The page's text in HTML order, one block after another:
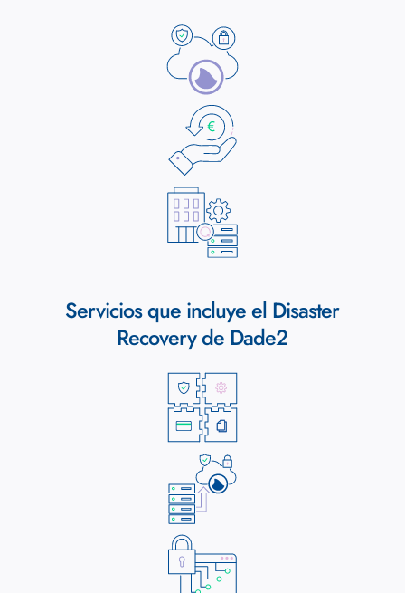
Servicios que incluye el Disaster
Recovery de Dade2